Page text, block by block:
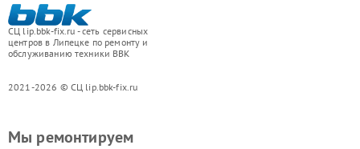
СЦ lip.bbk-fix.ru - сеть сервисных
центров в Липецке по ремонту и
обслуживанию техники BBK
2021-2026 © СЦ lip.bbk-fix.ru
Мы ремонтируем